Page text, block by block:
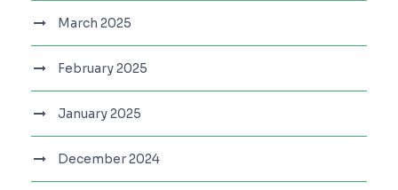
March 2025
February 2025
January 2025
December 2024